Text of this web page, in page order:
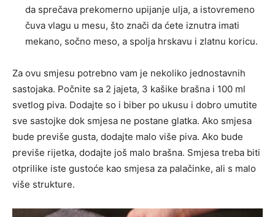
da sprečava prekomerno upijanje ulja, a istovremeno
čuva vlagu u mesu, što znači da ćete iznutra imati
mekano, sočno meso, a spolja hrskavu i zlatnu koricu.
Za ovu smjesu potrebno vam je nekoliko jednostavnih
sastojaka. Počnite sa 2 jajeta, 3 kašike brašna i 100 ml
svetlog piva. Dodajte so i biber po ukusu i dobro umutite
sve sastojke dok smjesa ne postane glatka. Ako smjesa
bude previše gusta, dodajte malo više piva. Ako bude
previše rijetka, dodajte još malo brašna. Smjesa treba biti
otprilike iste gustoće kao smjesa za palačinke, ali s malo
više strukture.